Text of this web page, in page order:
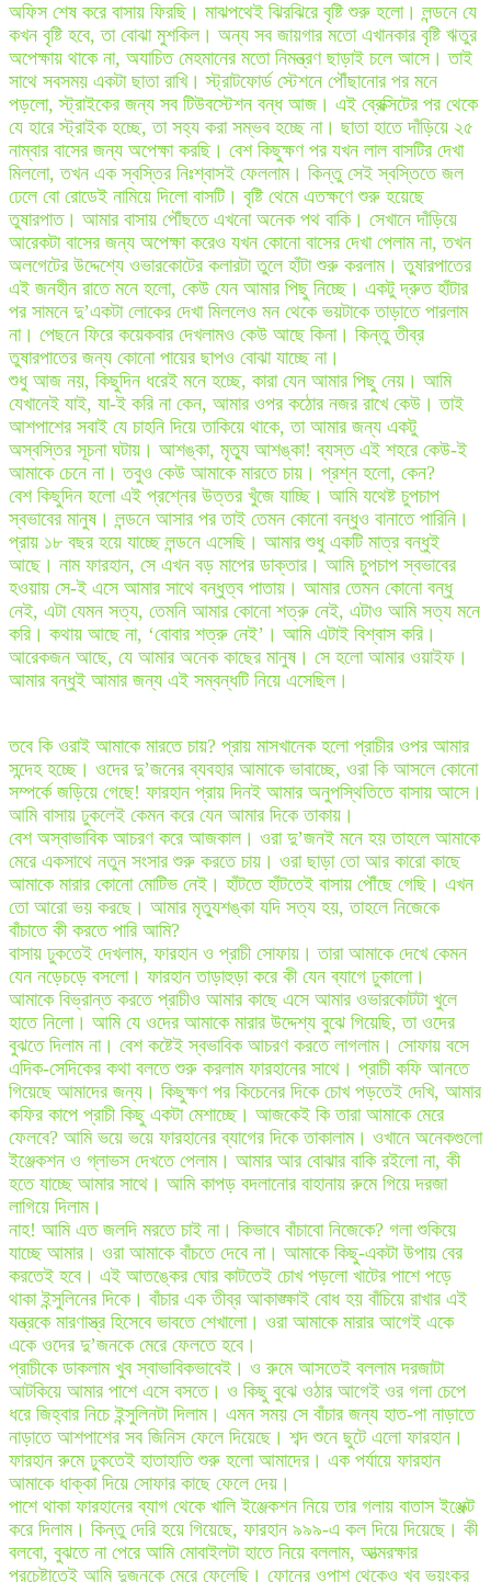
অফিস শেষ করে বাসায় ফিরছি। মাঝপথেই ঝিরঝিরে বৃষ্টি শুরু হলো। লন্ডনে যে
কখন বৃষ্টি হবে, তা বোঝা মুশকিল। অন্য সব জায়গার মতো এখানকার বৃষ্টি ঋতুর
অপেক্ষায় থাকে না, অযাচিত মেহমানের মতো নিমন্ত্রণ ছাড়াই চলে আসে। তাই
সাথে সবসময় একটা ছাতা রাখি। স্ট্রাটফোর্ড স্টেশনে পৌঁছানোর পর মনে
পড়লো, স্ট্রাইকের জন্য সব টিউবস্টেশন বন্ধ আজ। এই ব্রেক্সিটের পর থেকে
যে হারে স্ট্রাইক হচ্ছে, তা সহ্য করা সম্ভব হচ্ছে না। ছাতা হাতে দাঁড়িয়ে ২৫
নাম্বার বাসের জন্য অপেক্ষা করছি। বেশ কিছুক্ষণ পর যখন লাল বাসটির দেখা
মিললো, তখন এক স্বস্তির নিঃশ্বাসই ফেললাম। কিন্তু সেই স্বস্তিতে জল
ঢেলে বো রোডেই নামিয়ে দিলো বাসটি। বৃষ্টি থেমে এতক্ষণে শুরু হয়েছে
তুষারপাত। আমার বাসায় পৌঁছতে এখনো অনেক পথ বাকি। সেখানে দাঁড়িয়ে
আরেকটা বাসের জন্য অপেক্ষা করেও যখন কোনো বাসের দেখা পেলাম না, তখন
অলগেটের উদ্দেশ্যে ওভারকোটের কলারটা তুলে হাঁটা শুরু করলাম। তুষারপাতের
এই জনহীন রাতে মনে হলো, কেউ যেন আমার পিছু নিচ্ছে। একটু দ্রুত হাঁটার
পর সামনে দু’একটা লোকের দেখা মিললেও মন থেকে ভয়টাকে তাড়াতে পারলাম
না। পেছনে ফিরে কয়েকবার দেখলামও কেউ আছে কিনা। কিন্তু তীব্র
তুষারপাতের জন্য কোনো পায়ের ছাপও বোঝা যাচ্ছে না।
শুধু আজ নয়, কিছুদিন ধরেই মনে হচ্ছে, কারা যেন আমার পিছু নেয়। আমি
যেখানেই যাই, যা-ই করি না কেন, আমার ওপর কঠোর নজর রাখে কেউ। তাই
আশপাশের সবাই যে চাহনি দিয়ে তাকিয়ে থাকে, তা আমার জন্য একটু
অস্বস্তির সূচনা ঘটায়। আশঙ্কা, মৃত্যু আশঙ্কা! ব্যস্ত এই শহরে কেউ-ই
আমাকে চেনে না। তবুও কেউ আমাকে মারতে চায়। প্রশ্ন হলো, কেন?
বেশ কিছুদিন হলো এই প্রশ্নের উত্তর খুঁজে যাচ্ছি। আমি যথেষ্ট চুপচাপ
স্বভাবের মানুষ। লন্ডনে আসার পর তাই তেমন কোনো বন্ধুও বানাতে পারিনি।
প্রায় ১৮ বছর হয়ে যাচ্ছে লন্ডনে এসেছি। আমার শুধু একটি মাত্র বন্ধুই
আছে। নাম ফারহান, সে এখন বড় মাপের ডাক্তার। আমি চুপচাপ স্বভাবের
হওয়ায় সে-ই এসে আমার সাথে বন্ধুত্ব পাতায়। আমার তেমন কোনো বন্ধু
নেই, এটা যেমন সত্য, তেমনি আমার কোনো শত্রু নেই, এটাও আমি সত্য মনে
করি। কথায় আছে না, ‘বোবার শত্রু নেই’। আমি এটাই বিশ্বাস করি।
আরেকজন আছে, যে আমার অনেক কাছের মানুষ। সে হলো আমার ওয়াইফ।
আমার বন্ধুই আমার জন্য এই সম্বন্ধটি নিয়ে এসেছিল।
তবে কি ওরাই আমাকে মারতে চায়? প্রায় মাসখানেক হলো প্রাচীর ওপর আমার
সন্দেহ হচ্ছে। ওদের দু’জনের ব্যবহার আমাকে ভাবাচ্ছে, ওরা কি আসলে কোনো
সম্পর্কে জড়িয়ে গেছে! ফারহান প্রায় দিনই আমার অনুপস্থিতিতে বাসায় আসে।
আমি বাসায় ঢুকলেই কেমন করে যেন আমার দিকে তাকায়।
বেশ অস্বাভাবিক আচরণ করে আজকাল। ওরা দু’জনই মনে হয় তাহলে আমাকে
মেরে একসাথে নতুন সংসার শুরু করতে চায়। ওরা ছাড়া তো আর কারো কাছে
আমাকে মারার কোনো মোটিভ নেই। হাঁটতে হাঁটতেই বাসায় পৌঁছে গেছি। এখন
তো আরো ভয় করছে। আমার মৃত্যুশঙ্কা যদি সত্য হয়, তাহলে নিজেকে
বাঁচাতে কী করতে পারি আমি?
বাসায় ঢুকতেই দেখলাম, ফারহান ও প্রাচী সোফায়। তারা আমাকে দেখে কেমন
যেন নড়েচড়ে বসলো। ফারহান তাড়াহুড়া করে কী যেন ব্যাগে ঢুকালো।
আমাকে বিভ্রান্ত করতে প্রাচীও আমার কাছে এসে আমার ওভারকোটটা খুলে
হাতে নিলো। আমি যে ওদের আমাকে মারার উদ্দেশ্য বুঝে গিয়েছি, তা ওদের
বুঝতে দিলাম না। বেশ কষ্টেই স্বভাবিক আচরণ করতে লাগলাম। সোফায় বসে
এদিক-সেদিকের কথা বলতে শুরু করলাম ফারহানের সাথে। প্রাচী কফি আনতে
গিয়েছে আমাদের জন্য। কিছুক্ষণ পর কিচেনের দিকে চোখ পড়তেই দেখি, আমার
কফির কাপে প্রাচী কিছু একটা মেশাচ্ছে। আজকেই কি তারা আমাকে মেরে
ফেলবে? আমি ভয়ে ভয়ে ফারহানের ব্যাগের দিকে তাকালাম। ওখানে অনেকগুলো
ইঞ্জেকশন ও গ্লাভস দেখতে পেলাম। আমার আর বোঝার বাকি রইলো না, কী
হতে যাচ্ছে আমার সাথে। আমি কাপড় বদলানোর বাহানায় রুমে গিয়ে দরজা
লাগিয়ে দিলাম।
নাহ! আমি এত জলদি মরতে চাই না। কিভাবে বাঁচাবো নিজেকে? গলা শুকিয়ে
যাচ্ছে আমার। ওরা আমাকে বাঁচতে দেবে না। আমাকে কিছু-একটা উপায় বের
করতেই হবে। এই আতঙ্কের ঘোর কাটতেই চোখ পড়লো খাটের পাশে পড়ে
থাকা ইন্সুলিনের দিকে। বাঁচার এক তীব্র আকাঙ্ক্ষাই বোধ হয় বাঁচিয়ে রাখার এই
যন্ত্রকে মারণাস্ত্র হিসেবে ভাবতে শেখালো। ওরা আমাকে মারার আগেই একে
একে ওদের দু’জনকে মেরে ফেলতে হবে।
প্রাচীকে ডাকলাম খুব স্বাভাবিকভাবেই। ও রুমে আসতেই বললাম দরজাটা
আটকিয়ে আমার পাশে এসে বসতে। ও কিছু বুঝে ওঠার আগেই ওর গলা চেপে
ধরে জিহ্বার নিচে ইন্সুলিনটা দিলাম। এমন সময় সে বাঁচার জন্য হাত-পা নাড়াতে
নাড়াতে আশপাশের সব জিনিস ফেলে দিয়েছে। শব্দ শুনে ছুটে এলো ফারহান।
ফারহান রুমে ঢুকতেই হাতাহাতি শুরু হলো আমাদের। এক পর্যায়ে ফারহান
আমাকে ধাক্কা দিয়ে সোফার কাছে ফেলে দেয়।
পাশে থাকা ফারহানের ব্যাগ থেকে খালি ইঞ্জেকশন নিয়ে তার গলায় বাতাস ইঞ্জেক্ট
করে দিলাম। কিন্তু দেরি হয়ে গিয়েছে, ফারহান ৯৯৯-এ কল দিয়ে দিয়েছে। কী
বলবো, বুঝতে না পেরে আমি মোবাইলটা হাতে নিয়ে বললাম, আত্মরক্ষার
প্রচেষ্টাতেই আমি দুজনকে মেরে ফেলেছি। ফোনের ওপাশ থেকেও খুব ভয়ংকর